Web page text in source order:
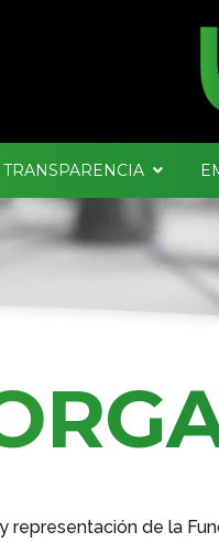
TRANSPARENCIA
representación de la